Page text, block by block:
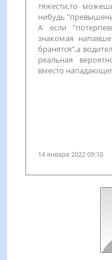
тяжести,то
нибудь
А если
знакомая
бранятся",а
реальная
вместо
14 января 2022 09:10